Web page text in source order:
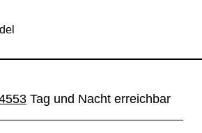
Links – Frauenhaus Wedel
Tag und Nacht erreichbar